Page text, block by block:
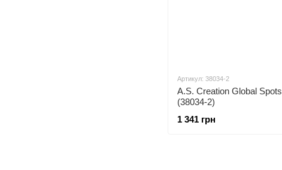
Артикул: 38034-2
A.S. Creation Global Spots
(38034-2)
1 341 грн